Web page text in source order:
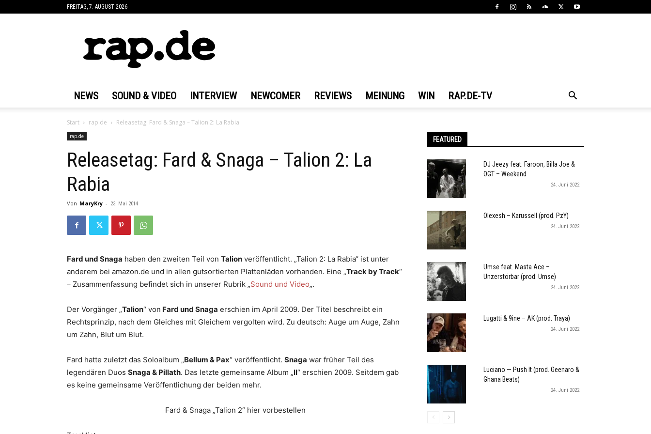
FREITAG, 7. AUGUST 2026
NEWS SOUND & VIDEO INTERVIEW NEWCOMER REVIEWS MEINUNG WIN RAP.DE-TV
Start rap.de Releasetag: Fard & Snaga – Talion 2: La Rabia
rap.de
Releasetag: Fard & Snaga – Talion 2: La
Rabia
Von MaryKry - 23. Mai 2014
Fard und Snaga haben den zweiten Teil von Talion veröffentlicht. „Talion 2: La Rabia“ ist unter
anderem bei amazon.de und in allen gutsortierten Plattenläden vorhanden. Eine „Track by Track“
– Zusammenfassung befindet sich in unserer Rubrik „Sound und Video„.
Der Vorgänger „Talion“ von Fard und Snaga erschien im April 2009. Der Titel beschreibt ein
Rechtsprinzip, nach dem Gleiches mit Gleichem vergolten wird. Zu deutsch: Auge um Auge, Zahn
um Zahn, Blut um Blut.
Fard hatte zuletzt das Soloalbum „Bellum & Pax“ veröffentlicht. Snaga war früher Teil des
legendären Duos Snaga & Pillath. Das letzte gemeinsame Album „II“ erschien 2009. Seitdem gab
es keine gemeinsame Veröffentlichung der beiden mehr.
Fard & Snaga „Talion 2“ hier vorbestellen
FEATURED
DJ Jeezy feat. Faroon, Billa Joe &
OGT – Weekend
24. Juni 2022
Olexesh – Karussell (prod. PzY)
24. Juni 2022
Umse feat. Masta Ace –
Unzerstörbar (prod. Umse)
24. Juni 2022
Lugatti & 9ine – AK (prod. Traya)
24. Juni 2022
Luciano — Push It (prod. Geenaro &
Ghana Beats)
24. Juni 2022